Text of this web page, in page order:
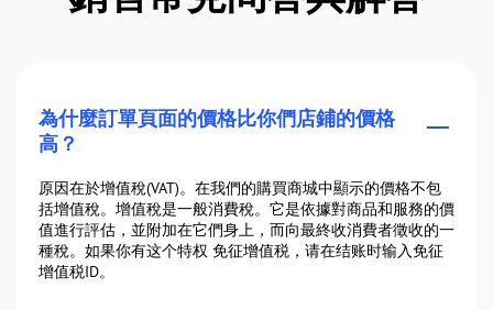
為什麼訂單頁面的價格比你們店鋪的價格
高？
原因在於增值稅(VAT)。在我們的購買商城中顯示的價格不包
括增值稅。增值稅是一般消費稅。它是依據對商品和服務的價
值進行評估，並附加在它們身上，而向最終收消費者徵收的一
種稅。如果你有这个特权 免征增值税，请在结账时输入免征
增值税ID。